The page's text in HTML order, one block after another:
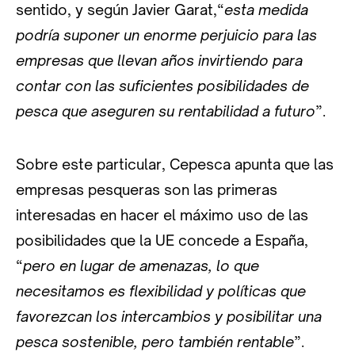
sentido, y según Javier Garat,“esta medida
podría suponer un enorme perjuicio para las
empresas que llevan años invirtiendo para
contar con las suficientes posibilidades de
pesca que aseguren su rentabilidad a futuro”.
Sobre este particular, Cepesca apunta que las
empresas pesqueras son las primeras
interesadas en hacer el máximo uso de las
posibilidades que la UE concede a España,
“pero en lugar de amenazas, lo que
necesitamos es flexibilidad y políticas que
favorezcan los intercambios y posibilitar una
pesca sostenible, pero también rentable”.